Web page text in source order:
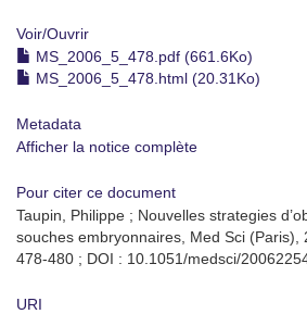
Voir/Ouvrir
MS_2006_5_478.pdf (661.6Ko)
MS_2006_5_478.html (20.31Ko)
Metadata
Afficher la notice complète
Pour citer ce document
Taupin, Philippe ; Nouvelles strategies
souches embryonnaires, Med Sci (Paris),
478-480 ; DOI : 10.1051/medsci/
URI